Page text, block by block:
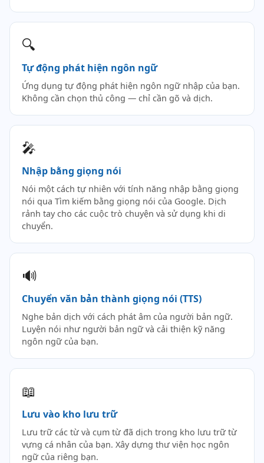
🔍
Tự động phát hiện ngôn ngữ
Ứng dụng tự động phát hiện ngôn ngữ nhập của bạn.
Không cần chọn thủ công — chỉ cần gõ và dịch.
🎤
Nhập bằng giọng nói
Nói một cách tự nhiên với tính năng nhập bằng giọng
nói qua Tìm kiếm bằng giọng nói của Google. Dịch
rảnh tay cho các cuộc trò chuyện và sử dụng khi di
chuyển.
🔊
Chuyển văn bản thành giọng nói (TTS)
Nghe bản dịch với cách phát âm của người bản ngữ.
Luyện nói như người bản ngữ và cải thiện kỹ năng
ngôn ngữ của bạn.
📖
Lưu vào kho lưu trữ
Lưu trữ các từ và cụm từ đã dịch trong kho lưu trữ từ
vựng cá nhân của bạn. Xây dựng thư viện học ngôn
ngữ của riêng bạn.